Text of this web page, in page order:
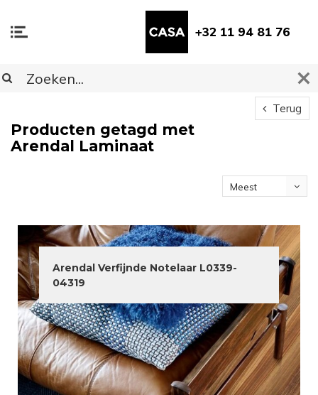
+32 11 94 81 76
Terug
Producten getagd met
Arendal Laminaat
Meest
Arendal Verfijnde Notelaar L0339-
04319